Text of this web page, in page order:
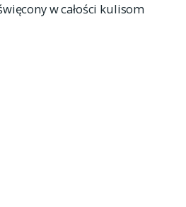
w całości kulisom